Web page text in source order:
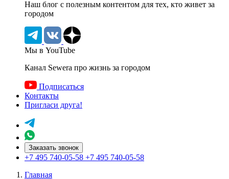
Наш блог c полезным контентом для тех, кто живет за
городом
Мы в YouTube
Канал Sewera про жизнь за городом
Подписаться
Контакты
Пригласи друга!
Заказать звонок
+7 495 740-05-58 +7 495 740-05-58
Главная